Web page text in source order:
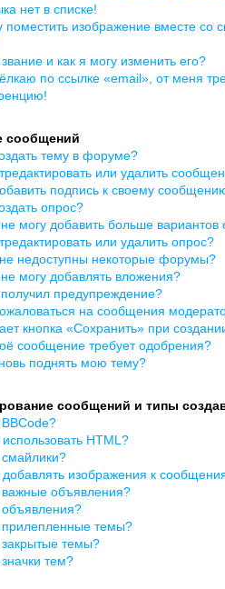
нет в списке!
поместить изображение вместе со
и как я могу изменить его?
по ссылке «email», от меня
сообщений
тему в форуме?
или удалить
подпись к своему
опрос?
могу добавить больше вариантов
или удалить опрос?
недоступны некоторые форумы?
могу добавлять вложения?
предупреждение?
на сообщения
кнопка «Сохранить» при
сообщение требует одобрения?
поднять мою тему?
сообщений и типы
BBCode?
HTML?
смайлики?
изображения к
важные объявления?
объявления?
прилепленные темы?
закрытые темы?
тем?